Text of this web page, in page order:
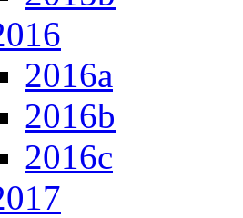
2016a
2016b
2016c